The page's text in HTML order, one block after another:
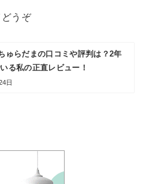
どうぞ
ゅらだまの口コミや評判は？2年
る私の正直レビュー！
日